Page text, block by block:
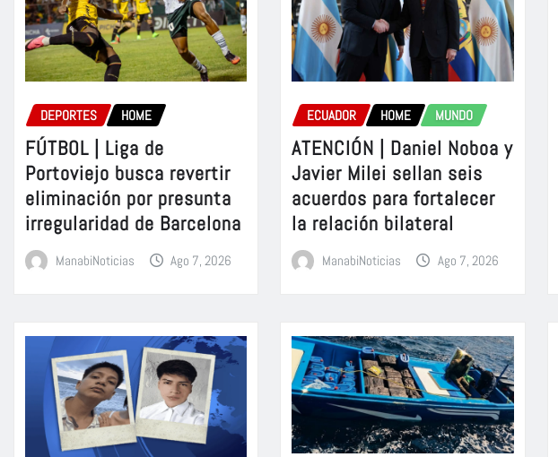
DEPORTES HOME
FÚTBOL | Liga de
Portoviejo busca revertir
eliminación por presunta
irregularidad de Barcelona
ManabiNoticias Ago 7, 2026
ECUADOR HOME MUNDO
ATENCIÓN | Daniel Noboa y
Javier Milei sellan seis
acuerdos para fortalecer
la relación bilateral
ManabiNoticias Ago 7, 2026